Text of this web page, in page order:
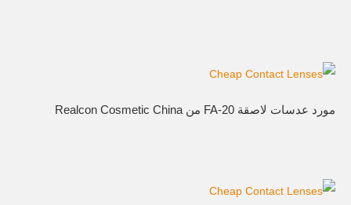
مورد عدسات لاصقة FA-20 من Realcon Cosmetic China